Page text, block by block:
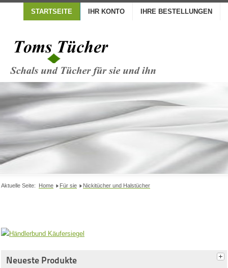
STARTSEITE IHR KONTO IHRE BESTELLUNGEN
Aktuelle Seite: Home Für sie Nickitücher und Halstücher
Neueste Produkte